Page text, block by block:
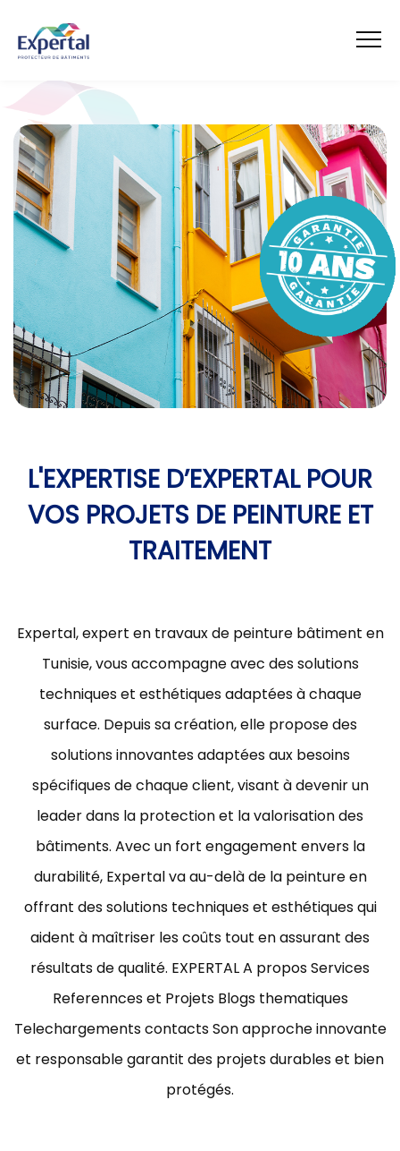
L'EXPERTISE D’EXPERTAL POUR
VOS PROJETS DE PEINTURE ET
TRAITEMENT
Expertal, expert en travaux de peinture bâtiment en
Tunisie, vous accompagne avec des solutions
techniques et esthétiques adaptées à chaque
surface. Depuis sa création, elle propose des
solutions innovantes adaptées aux besoins
spécifiques de chaque client, visant à devenir un
leader dans la protection et la valorisation des
bâtiments. Avec un fort engagement envers la
durabilité, Expertal va au-delà de la peinture en
offrant des solutions techniques et esthétiques qui
aident à maîtriser les coûts tout en assurant des
résultats de qualité. EXPERTAL A propos Services
Referennces et Projets Blogs thematiques
Telechargements contacts Son approche innovante
et responsable garantit des projets durables et bien
protégés.